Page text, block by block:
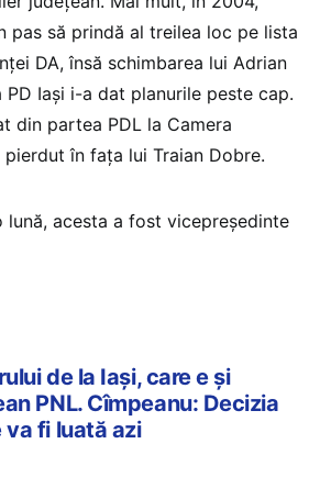
pas să prindă al treilea loc pe lista
DA, însă schimbarea lui Adrian
Iași i-a dat planurile peste cap.
din partea PDL la Camera
în fața lui Traian Dobre.
acesta a fost vicepreședinte
de la Iași, care e și
PNL. Cîmpeanu: Decizia
fi luată azi